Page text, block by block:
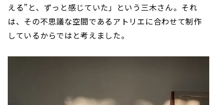
える”と、ずっと感じていた」という三木さん。それ
は、その不思議な空間であるアトリエに合わせて制作
しているからではと考えました。